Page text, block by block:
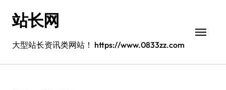
站长网
大型站长资讯类网站！ https://www.0833zz.com